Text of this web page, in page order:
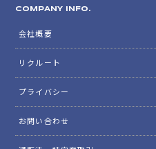
COMPANY INFO.
会社概要
リクルート
プライバシー
お問い合わせ